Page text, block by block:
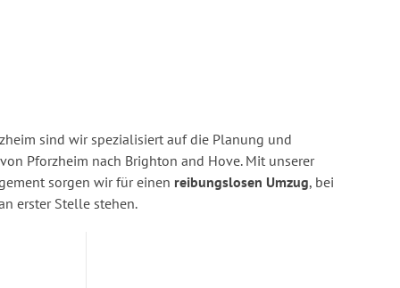
sind wir spezialisiert auf die Planung und
Pforzheim nach Brighton and Hove. Mit unserer
sorgen wir für einen reibungslosen Umzug, bei
erster Stelle stehen.